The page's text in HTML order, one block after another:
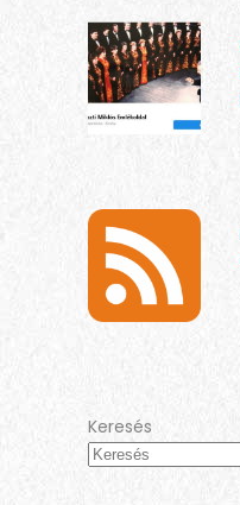
Keresés